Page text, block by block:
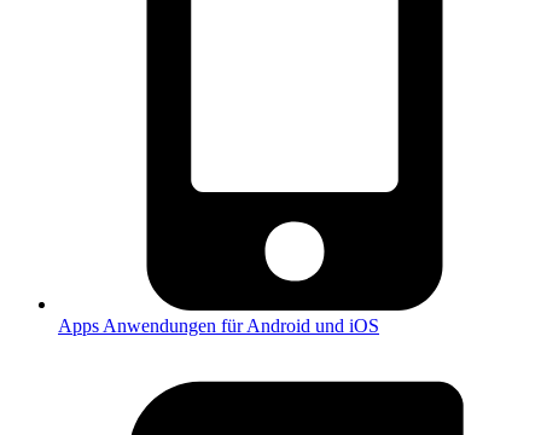
Apps Anwendungen für Android und iOS